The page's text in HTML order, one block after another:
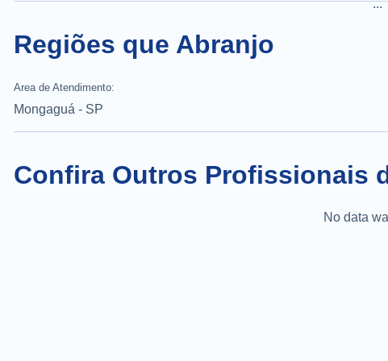
...
Regiões que Abranjo
Area de Atendimento:
Mongaguá - SP
Confira Outros Profissionais
No data